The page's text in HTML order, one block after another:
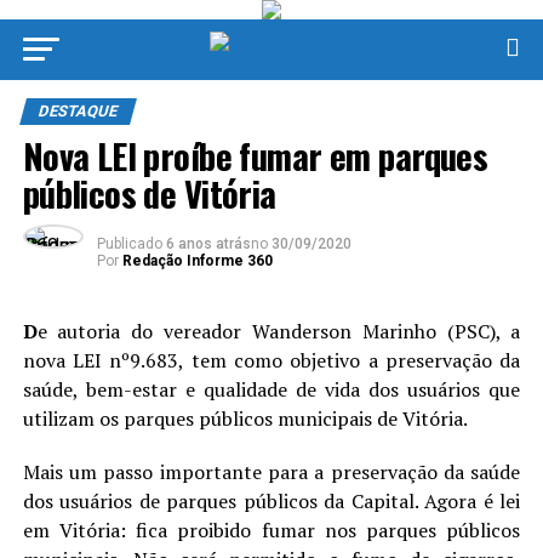
DESTAQUE
Nova LEI proíbe fumar em parques
públicos de Vitória
Publicado 6 anos atrásno 30/09/2020
Por Redação Informe 360
De autoria do vereador Wanderson Marinho (PSC), a
nova LEI nº9.683, tem como objetivo a preservação da
saúde, bem-estar e qualidade de vida dos usuários que
utilizam os parques públicos municipais de Vitória.
Mais um passo importante para a preservação da saúde
dos usuários de parques públicos da Capital. Agora é lei
em Vitória: fica proibido fumar nos parques públicos